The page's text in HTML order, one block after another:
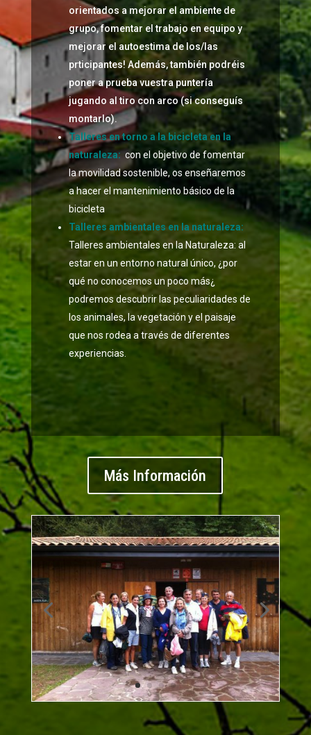
orientados a mejorar el ambiente de
grupo, fomentar el trabajo en equipo y
mejorar el autoestima de los/las
prticipantes! Además, también podréis
poner a prueba vuestra puntería
jugando al tiro con arco (si conseguís
montarlo).
Talleres en torno a la bicicleta en la
naturaleza: con el objetivo de fomentar
la movilidad sostenible, os enseñaremos
a hacer el mantenimiento básico de la
bicicleta
Talleres ambientales en la naturaleza:
Talleres ambientales en la Naturaleza: al
estar en un entorno natural único, ¿por
qué no conocemos un poco más¿
podremos descubrir las peculiaridades de
los animales, la vegetación y el paisaje
que nos rodea a través de diferentes
experiencias.
Más Información